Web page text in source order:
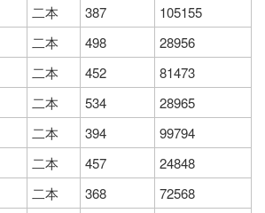
二本 387
105155
二本 498
28956
二本 452
81473
二本 534
28965
二本 394
99794
二本 457
24848
二本 368
72568